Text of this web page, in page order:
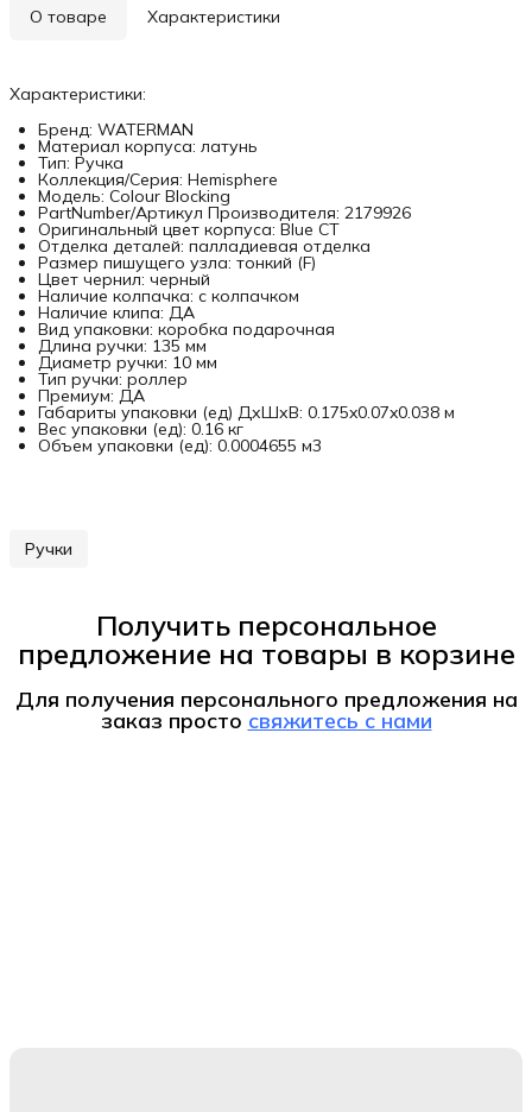
О товаре Характеристики
Характеристики:
Бренд: WATERMAN
Материал корпуса: латунь
Тип: Ручка
Коллекция/Серия: Hemisphere
Модель: Colour Blocking
PartNumber/Артикул Производителя: 2179926
Оригинальный цвет корпуса: Blue CT
Отделка деталей: палладиевая отделка
Размер пишущего узла: тонкий (F)
Цвет чернил: черный
Наличие колпачка: с колпачком
Наличие клипа: ДА
Вид упаковки: коробка подарочная
Длина ручки: 135 мм
Диаметр ручки: 10 мм
Тип ручки: роллер
Премиум: ДА
Габариты упаковки (ед) ДхШхВ: 0.175x0.07x0.038 м
Вес упаковки (ед): 0.16 кг
Объем упаковки (ед): 0.0004655 м3
Ручки
Получить персональное
предложение на товары в корзине
Для получения персонального предложения на
заказ просто свяжитесь с нами